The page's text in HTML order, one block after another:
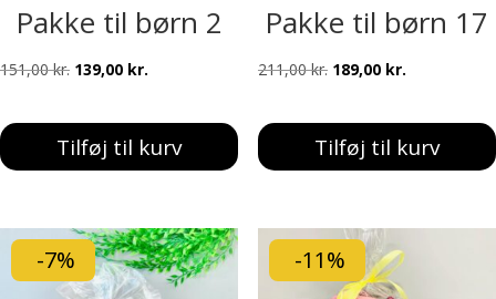
Pakke til børn 2
151,00kr. Den
pris
var:
139,00 kr.
pris
er:
Tilføj til kurv
Pakke til børn 17
211,00kr. Den
pris
var:
189,00 kr.Den
pris
er:
Tilføj til kurv
-7% -11%